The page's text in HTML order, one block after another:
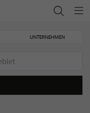
UNTERNEHMEN